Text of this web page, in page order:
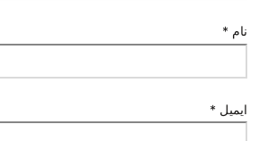
نام *
ایمیل *